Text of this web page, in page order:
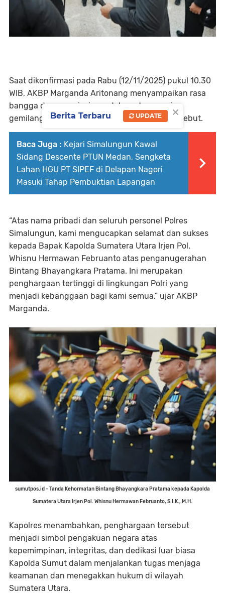
Saat dikonfirmasi pada Rabu (12/11/2025) pukul 10.30
WIB, AKBP Marganda Aritonang menyampaikan rasa
bangga dan apresiasi mendalam atas capaian
gemilang pimpinan tertinggi Polda Sumut tersebut.
Baca Juga : Kejari Simalungun Kawal
Sidang Descente PTUN Medan, Sengketa
Lahan HGU PT SIPEF di Delapan Nagori
Masuki Tahap Pembuktian Lapangan
“Atas nama pribadi dan seluruh personel Polres
Simalungun, kami mengucapkan selamat dan sukses
kepada Bapak Kapolda Sumatera Utara Irjen Pol.
Whisnu Hermawan Februanto atas penganugerahan
Bintang Bhayangkara Pratama. Ini merupakan
penghargaan tertinggi di lingkungan Polri yang
menjadi kebanggaan bagi kami semua,” ujar AKBP
Marganda.
sumutpos.id -Tanda Kehormatan Bintang Bhayangkara Pratama kepada Kapolda
Sumatera Utara Irjen Pol. Whisnu Hermawan Februanto, S.I.K., M.H.
Kapolres menambahkan, penghargaan tersebut
menjadi simbol pengakuan negara atas
kepemimpinan, integritas, dan dedikasi luar biasa
Kapolda Sumut dalam menjalankan tugas menjaga
keamanan dan menegakkan hukum di wilayah
Sumatera Utara.
×
Berita Terbaru UPDATE